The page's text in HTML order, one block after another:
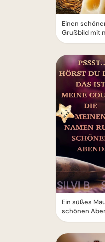
Einen
Grußbild mit
Ein süßes
schönen